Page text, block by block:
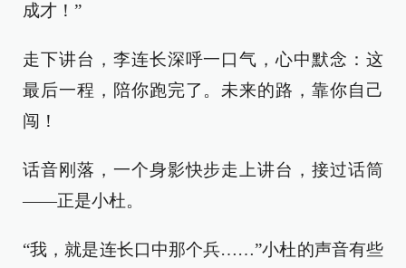
成才！”
走下讲台，李连长深呼一口气，心中默念：这
最后一程，陪你跑完了。未来的路，靠你自己
闯！
话音刚落，一个身影快步走上讲台，接过话筒
——正是小杜。
“我，就是连长口中那个兵……”小杜的声音有些